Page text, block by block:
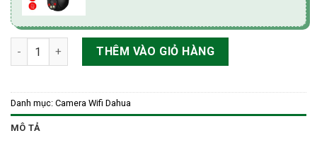
Camera WiFi 2 ống kính quay quét ngoài trời 6MP Picoo Dual
THÊM VÀO GIỎ HÀNG
Danh mục: Camera Wifi Dahua
MÔ TẢ